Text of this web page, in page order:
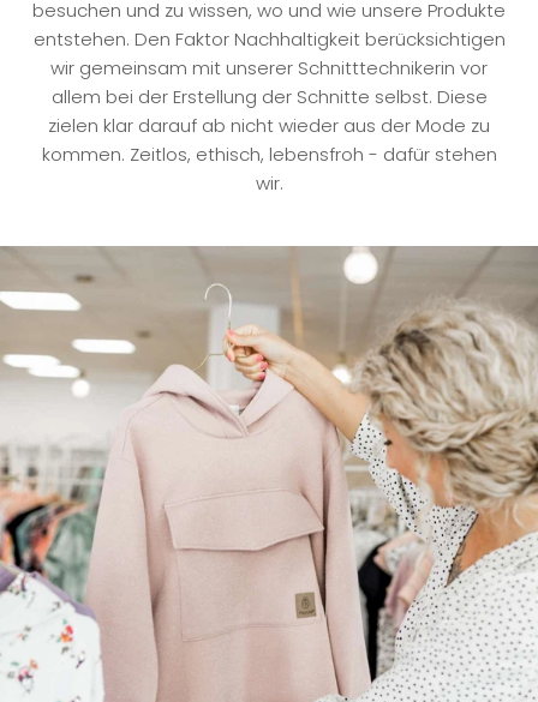
besuchen und zu wissen, wo und wie unsere Produkte
entstehen. Den Faktor Nachhaltigkeit berücksichtigen
wir gemeinsam mit unserer Schnitttechnikerin vor
allem bei der Erstellung der Schnitte selbst. Diese
zielen klar darauf ab nicht wieder aus der Mode zu
kommen. Zeitlos, ethisch, lebensfroh - dafür stehen
wir.